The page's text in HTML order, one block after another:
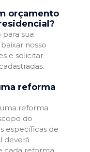
orçamento
sua
nosso
e solicitar
reforma
reforma
do
específicas de
deverá